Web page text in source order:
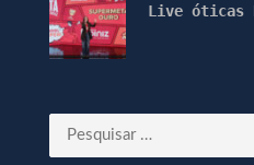
Live óticas
Pesquisar
por: